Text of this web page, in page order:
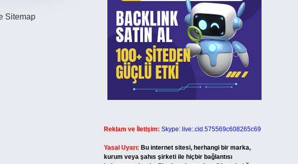
Sitemap
Reklam ve İletişim: Skype: live:.cid.575569c608265c69
Yasal Uyarı: Bu internet sitesi, herhangi bir marka,
kurum veya şahıs şirketi ile hiçbir bağlantısı